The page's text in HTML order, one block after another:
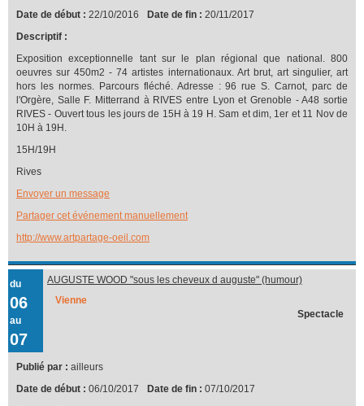
Date de début : 22/10/2016 Date de fin : 20/11/2017
Descriptif :
Exposition exceptionnelle tant sur le plan régional que national. 800
oeuvres sur 450m2 - 74 artistes internationaux. Art brut, art singulier, art
hors les normes. Parcours fléché. Adresse : 96 rue S. Carnot, parc de
l'Orgère, Salle F. Mitterrand à RIVES entre Lyon et Grenoble - A48 sortie
RIVES - Ouvert tous les jours de 15H à 19 H. Sam et dim, 1er et 11 Nov de
10H à 19H.
15H/19H
Rives
Envoyer un message
Partager cet événement manuellement
http://www.artpartage-oeil.com
du
06
au
07
AUGUSTE WOOD "sous les cheveux d auguste" (humour)
Vienne
Spectacle
Publié par : ailleurs
Date de début : 06/10/2017 Date de fin : 07/10/2017